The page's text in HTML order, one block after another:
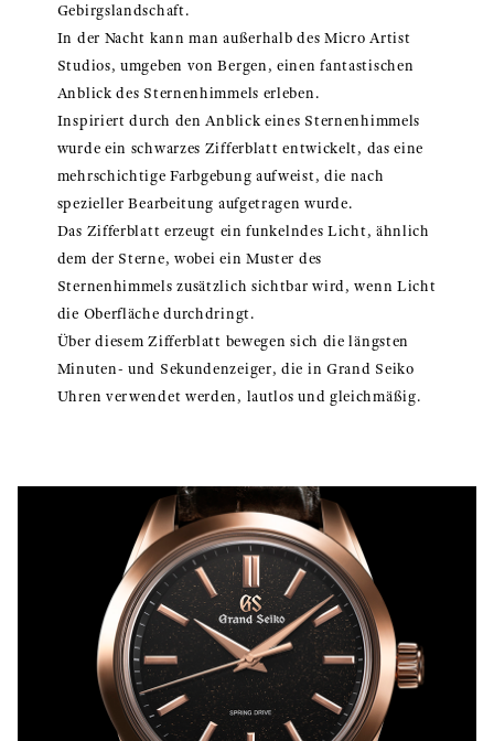
Gebirgslandschaft.
In der Nacht kann man außerhalb des Micro Artist
Studios, umgeben von Bergen, einen fantastischen
Anblick des Sternenhimmels erleben.
Inspiriert durch den Anblick eines Sternenhimmels
wurde ein schwarzes Zifferblatt entwickelt, das eine
mehrschichtige Farbgebung aufweist, die nach
spezieller Bearbeitung aufgetragen wurde.
Das Zifferblatt erzeugt ein funkelndes Licht, ähnlich
dem der Sterne, wobei ein Muster des
Sternenhimmels zusätzlich sichtbar wird, wenn Licht
die Oberfläche durchdringt.
Über diesem Zifferblatt bewegen sich die längsten
Minuten- und Sekundenzeiger, die in Grand Seiko
Uhren verwendet werden, lautlos und gleichmäßig.